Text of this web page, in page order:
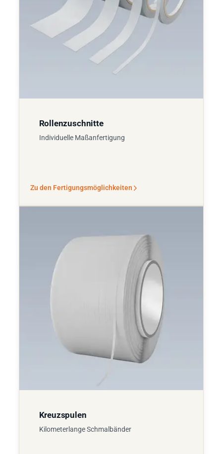
Rollenzuschnitte
Individuelle Maßanfertigung
Zu den Fertigungsmöglichkeiten
Kreuzspulen
Kilometerlange Schmalbänder